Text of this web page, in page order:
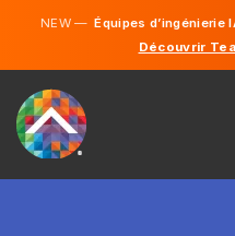
NEW —Équipes d’ingénierie
Découvrir